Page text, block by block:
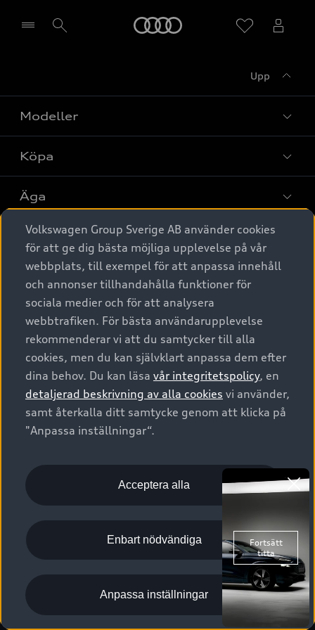
Upp
Modeller
Alla modeller
Elbilar
A6 modellerna
SUV
Avant
Audi Sport
Köpa
Privaterbjudanden
Privatleasing
Nya bilar i lager
Begagnade bilar i lager
Audi approved :plus - så gott som nya
Finansiering
Audi exclusive
Provkörning
Äga
Service & tillbehör
Audi digital services
Originaltillbehör - köp online
Garantier
Försäkring
Digitala manualer för din Audi
Audi Collection – livsstilsartiklar
Vanliga frågor
2G/3G nätet stängs ned - Hur påverkas min bil av detta?
Tjänstebil
Tjänstebil
Business lease online
Företagsleasing
Om Audi Sverige
Kontakta oss
Audi Återförsäljare/-serviceverkstad
myAudi
Pressmeddelanden
Nyhetsbrev
Vårt hållbarhetsarbete
Lediga tjänster huvudkontor
Lediga tjänster hos Audi Återförsäljare
Kommentar till mediauppgifter om dataläcka
© 2026 AUDI SVERIGE. All Rights Reserved.
Utgivare Juridiskt
Juridiskt Audi AG
Juridiskt Audi Digital Giveaway
Anpassa inställningar för cookies
Visselblåsarkanaler
Volkswagen Group Sverige AB använder cookies
för att ge dig bästa möjliga upplevelse på vår
webbplats, till exempel för att anpassa innehåll
och annonser tillhandahålla funktioner för
sociala medier och för att analysera
webbtrafiken. För bästa användarupplevelse
rekommenderar vi att du samtycker till alla
cookies, men du kan självklart anpassa dem efter
dina behov. Du kan läsa vår integritetspolicy, en
detaljerad beskrivning av alla cookies vi använder,
samt återkalla ditt samtycke genom att klicka på
"Anpassa inställningar“.
Acceptera alla
Enbart nödvändiga
Anpassa inställningar